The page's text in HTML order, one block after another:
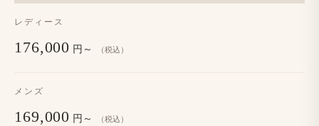
レディース
176,000 円～ （税込）
メンズ
169,000 円～ （税込）